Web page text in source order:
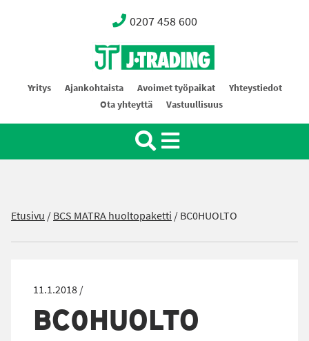
0207 458 600
Oy J-Trading Ab
Yritys Ajankohtaista Avoimet työpaikat
Yhteystiedot
Ota yhteyttä
Vastuullisuus
Etusivu /BCS MATRA huoltopaketti /BC0HUOLTO
11.1.2018 /
BC0HUOLTO